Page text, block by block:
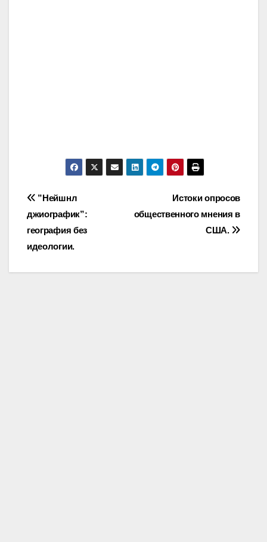
Post
navigation
Истоки опросов
общественного мнения в
США.
”Нейшнл
джиографик”:
география без
идеологии.